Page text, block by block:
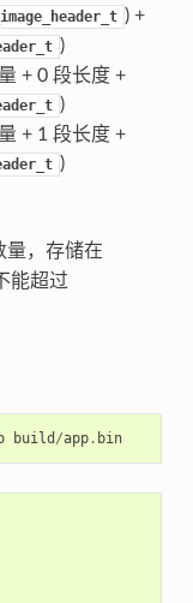
) +
)
+ 0 段长度 +
)
+ 1 段长度 +
)
量，存储在
能超过
build /app. bin